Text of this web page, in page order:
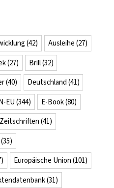
(42) Ausleihe (27)
(27) Brill(32)
(40) Deutschland (41)
EU (344) E-Book(80)
(41)
(35)
Europäische Union (101)
(31)